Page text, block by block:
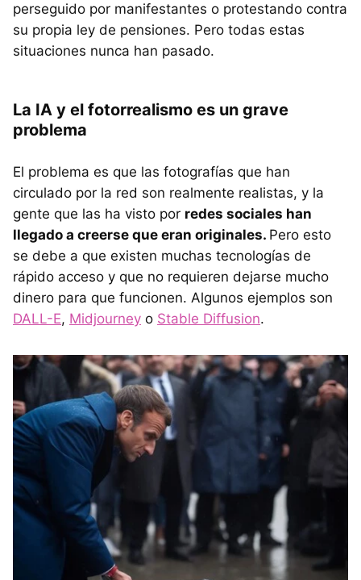
perseguido por manifestantes o protestando contra
su propia ley de pensiones. Pero todas estas
situaciones nunca han pasado.
La IA y el fotorrealismo es un grave
problema
El problema es que las fotografías que han
circulado por la red son realmente realistas, y la
gente que las ha visto por redes sociales han
llegado a creerse que eran originales. Pero esto
se debe a que existen muchas tecnologías de
rápido acceso y que no requieren dejarse mucho
dinero para que funcionen. Algunos ejemplos son
DALL-E, Midjourney o Stable Diffusion.